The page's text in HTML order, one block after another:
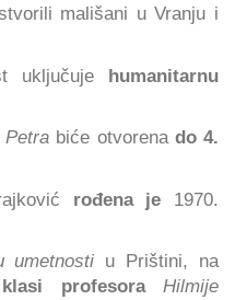
mališani u Vranju i
uključuje humanitarnu
Petra biće otvorena do4.
rođena je 1970.
umetnosti u Prištini, na
profesoraHilmije